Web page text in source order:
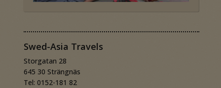
Swed-Asia Travels
Storgatan 28
645 30 Strängnäs
Tel: 0152-181 82